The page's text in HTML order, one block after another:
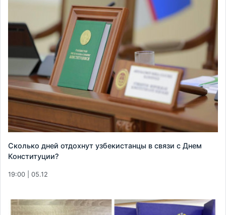
Сколько дней отдохнут узбекистанцы в связи с Днем
Конституции?
19:00 | 05.12